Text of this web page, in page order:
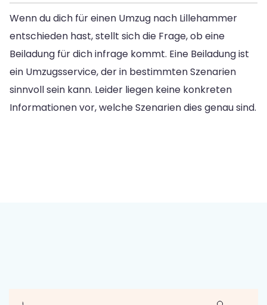
Wenn du dich für einen Umzug nach Lillehammer
entschieden hast, stellt sich die Frage, ob eine
Beiladung für dich infrage kommt. Eine Beiladung ist
ein Umzugsservice, der in bestimmten Szenarien
sinnvoll sein kann. Leider liegen keine konkreten
Informationen vor, welche Szenarien dies genau sind.